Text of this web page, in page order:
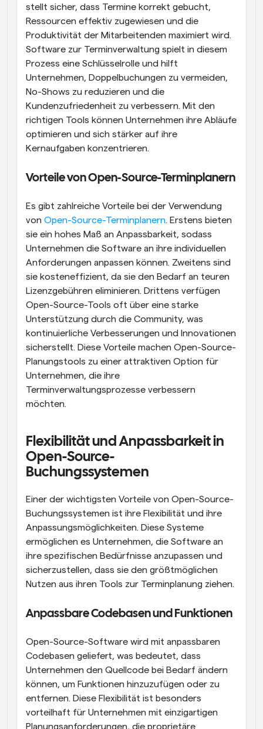
stellt sicher, dass Termine korrekt gebucht,
Ressourcen effektiv zugewiesen und die
Produktivität der Mitarbeitenden maximiert wird.
Software zur Terminverwaltung spielt in diesem
Prozess eine Schlüsselrolle und hilft
Unternehmen, Doppelbuchungen zu vermeiden,
No-Shows zu reduzieren und die
Kundenzufriedenheit zu verbessern. Mit den
richtigen Tools können Unternehmen ihre Abläufe
optimieren und sich stärker auf ihre
Kernaufgaben konzentrieren.
Vorteile von Open-Source-Terminplanern
Es gibt zahlreiche Vorteile bei der Verwendung
von Open-Source-Terminplanern. Erstens bieten
sie ein hohes Maß an Anpassbarkeit, sodass
Unternehmen die Software an ihre individuellen
Anforderungen anpassen können. Zweitens sind
sie kosteneffizient, da sie den Bedarf an teuren
Lizenzgebühren eliminieren. Drittens verfügen
Open-Source-Tools oft über eine starke
Unterstützung durch die Community, was
kontinuierliche Verbesserungen und Innovationen
sicherstellt. Diese Vorteile machen Open-Source-
Planungstools zu einer attraktiven Option für
Unternehmen, die ihre
Terminverwaltungsprozesse verbessern
möchten.
Flexibilität und Anpassbarkeit in
Open-Source-
Buchungssystemen
Einer der wichtigsten Vorteile von Open-Source-
Buchungssystemen ist ihre Flexibilität und ihre
Anpassungsmöglichkeiten. Diese Systeme
ermöglichen es Unternehmen, die Software an
ihre spezifischen Bedürfnisse anzupassen und
sicherzustellen, dass sie den größtmöglichen
Nutzen aus ihren Tools zur Terminplanung ziehen.
Anpassbare Codebasen und Funktionen
Open-Source-Software wird mit anpassbaren
Codebasen geliefert, was bedeutet, dass
Unternehmen den Quellcode bei Bedarf ändern
können, um Funktionen hinzuzufügen oder zu
entfernen. Diese Flexibilität ist besonders
vorteilhaft für Unternehmen mit einzigartigen
Planungsanforderungen, die proprietäre